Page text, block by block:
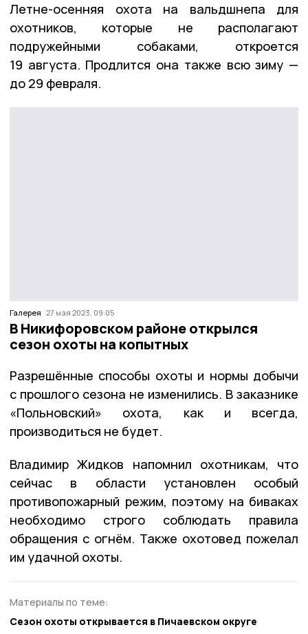
Летне-осенняя охота на вальдшнепа для
охотников, которые не располагают
подружейными собаками, откроется
19 августа. Продлится она также всю зиму —
до 29 февраля.
Галерея 27 мая 2023, 09:05
В Никифоровском районе открылся
сезон охоты на копытных
Разрешённые способы охоты и нормы добычи
с прошлого сезона не изменились. В заказнике
«Польновский» охота, как и всегда,
производиться не будет.
Владимир Жидков напомнил охотникам, что
сейчас в области установлен особый
противопожарный режим, поэтому на биваках
необходимо строго соблюдать правила
обращения с огнём. Также охотовед пожелал
им удачной охоты.
Материалы по теме:
Сезон охоты открывается в Пичаевском округе